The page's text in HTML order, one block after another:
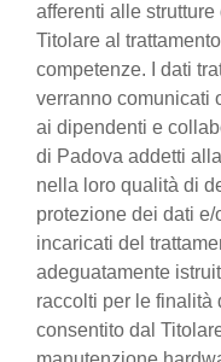
afferenti alle strutture
Titolare al
competenze. I dati
verranno comunicati
ai dipendenti e
di Padova addetti
nella loro qualità di
protezione dei dati
incaricati del
adeguatamente
raccolti per le finalità
consentito dal